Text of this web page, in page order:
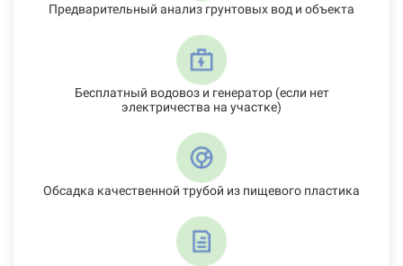
Предварительный анализ грунтовых вод и объекта
Бесплатный водовоз и генератор (если нет
электричества на участке)
Обсадка качественной трубой из пищевого пластика